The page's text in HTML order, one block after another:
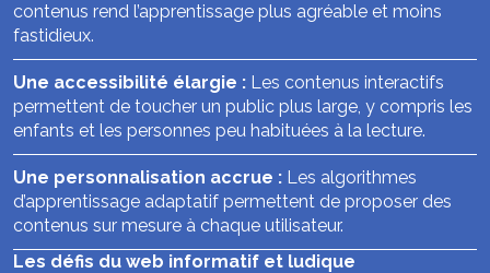
contenus rend l’apprentissage plus agréable et moins
fastidieux.
Une accessibilité élargie : Les contenus interactifs
permettent de toucher un public plus large, y compris les
enfants et les personnes peu habituées à la lecture.
Une personnalisation accrue : Les algorithmes
d’apprentissage adaptatif permettent de proposer des
contenus sur mesure à chaque utilisateur.
Les défis du web informatif et ludique